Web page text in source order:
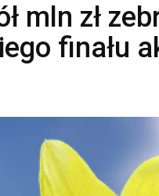
mln zł
finału